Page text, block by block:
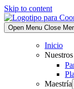
Skip to content
Open Menu Close
Inicio
Maestría